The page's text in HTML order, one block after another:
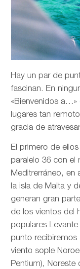
Hay un par de
fascinan. En
«Bienvenidos a…»
lugares tan
gracia de
El primero de
paralelo 36 con el
Meditrerráneo, en
la isla de Malta y
generan gran
de los vientos del
populares
punto recibiremos
viento sople
Pentium), Noreste